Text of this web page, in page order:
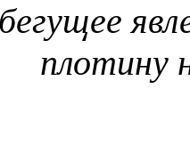
плотину